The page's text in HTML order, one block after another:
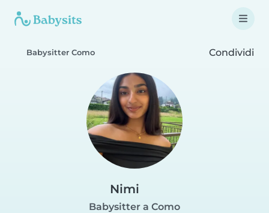
Babysitter Como Condividi
Nimi
Babysitter a Como